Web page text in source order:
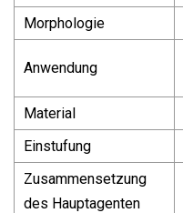
Morphologie
Anwendung
Material
Einstufung
Zusammensetzung
des Hauptagenten